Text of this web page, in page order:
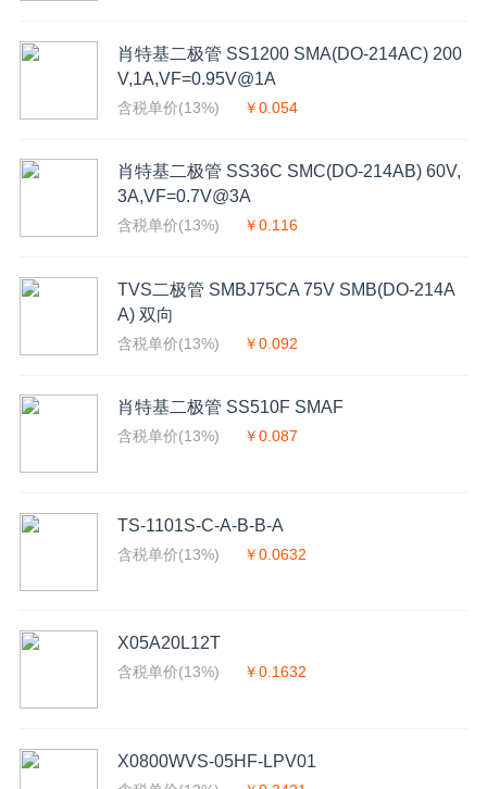
肖特基二极管 SS1200 SMA(DO-214AC) 200
V,1A,VF=0.95V@1A
含税单价(13%) ￥0.054
肖特基二极管 SS36C SMC(DO-214AB) 60V,
3A,VF=0.7V@3A
含税单价(13%) ￥0.116
TVS二极管 SMBJ75CA 75V SMB(DO-214A
A) 双向
含税单价(13%) ￥0.092
肖特基二极管 SS510F SMAF
含税单价(13%) ￥0.087
TS-1101S-C-A-B-B-A
含税单价(13%) ￥0.0632
X05A20L12T
含税单价(13%) ￥0.1632
X0800WVS-05HF-LPV01